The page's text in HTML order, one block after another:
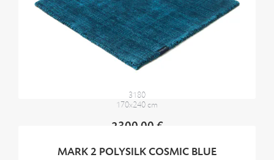
3180
170x240 cm
2300,00 €
MARK 2 POLYSILK COSMIC BLUE